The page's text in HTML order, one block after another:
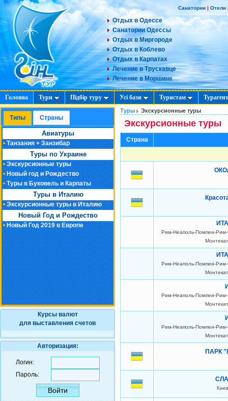
Санатории | Отели
Отдых в Одессе
Санатории Одессы
Отдых в Миргороде
Отдых в Коблево
Отдых в Карпатах
Лечение в Трускавце
Лечение в Моршине
Головна Тури Підбір туру Усі бази Туристам
Типы Cтраны
Авиатуры
Танзания + Занзибар
Туры по Украине
Экскурсионные туры
Новый год и Рождество
Туры в Буковель и Карпаты
Туры в Италию
Экскурсионные туры в Италию
Новый Год и Рождество
Новый Год 2019 в Европе
Курсы валют
для выставления счетов
Авторизация:
Логин:
Пароль:
Туры Экскурсионные туры
Экскурсионные туры
Страна
Рим-Неаполь-Помпеи-
Рим-Неаполь-Помпеи-
Рим-Неаполь-Помпеи-
Рим-Неаполь-Помпеи-
ПАРК